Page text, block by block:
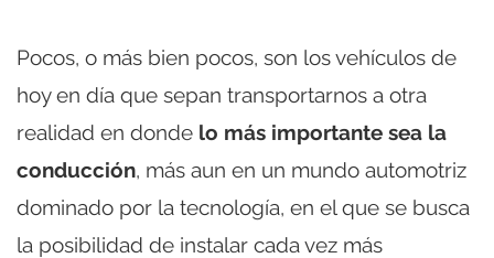
Pocos, o más bien pocos, son los vehículos de
hoy en día que sepan transportarnos a otra
realidad en donde lo más importante sea la
conducción, más aun en un mundo automotriz
dominado por la tecnología, en el que se busca
la posibilidad de instalar cada vez más